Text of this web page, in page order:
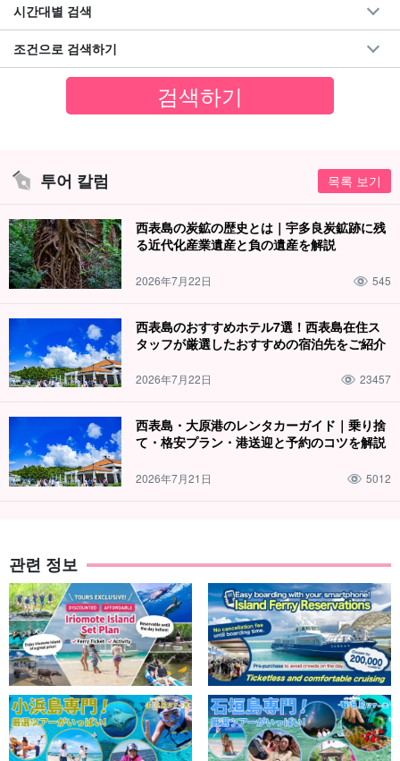
시간대별 검색
조건으로 검색하기
투어 칼럼 목록 보기
西表島の炭鉱の歴史とは｜宇多良炭鉱跡に残
る近代化産業遺産と負の遺産を解説
2026年7月22日 545
西表島のおすすめホテル7選！西表島在住ス
タッフが厳選したおすすめの宿泊先をご紹介
2026年7月22日 23457
西表島・大原港のレンタカーガイド｜乗り捨
て・格安プラン・港送迎と予約のコツを解説
2026年7月21日 5012
관련 정보